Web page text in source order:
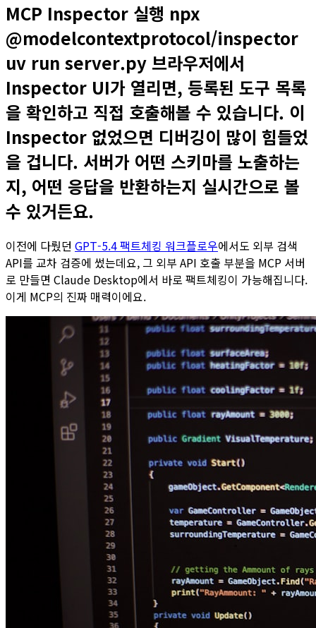
MCP Inspector 실행 npx
@modelcontextprotocol/inspector
uv run server.py 브라우저에서
Inspector UI가 열리면, 등록된 도구 목록
을 확인하고 직접 호출해볼 수 있습니다. 이
Inspector 없었으면 디버깅이 많이 힘들었
을 겁니다. 서버가 어떤 스키마를 노출하는
지, 어떤 응답을 반환하는지 실시간으로 볼
수 있거든요.
이전에 다뤘던 GPT-5.4 팩트체킹 워크플로우에서도 외부 검색
API를 교차 검증에 썼는데요, 그 외부 API 호출 부분을 MCP 서버
로 만들면 Claude Desktop에서 바로 팩트체킹이 가능해집니다.
이게 MCP의 진짜 매력이에요.